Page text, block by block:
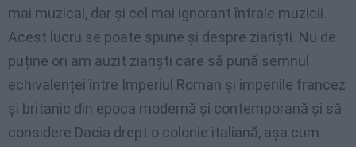
mai muzical, dar și cel mai ignorant întrale muzicii.
Acest lucru se poate spune și despre ziariști. Nu de
puține ori am auzit ziariști care să pună semnul
echivalenței între Imperiul Roman și imperiile francez
și britanic din epoca modernă și contemporană și să
considere Dacia drept o colonie italiană, așa cum